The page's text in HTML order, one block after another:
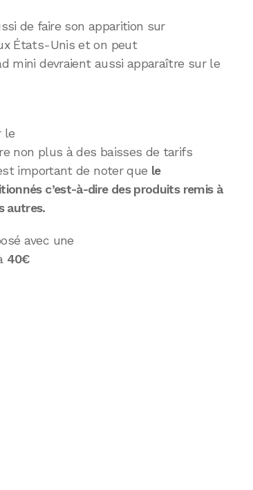
de faire son apparition sur
États-Unis et on peut
mini devraient aussi apparaître sur le
le
non plus à des baisses de tarifs
important de noter que le
c’est-à-dire des produits remis à
autres.
avec une
40€